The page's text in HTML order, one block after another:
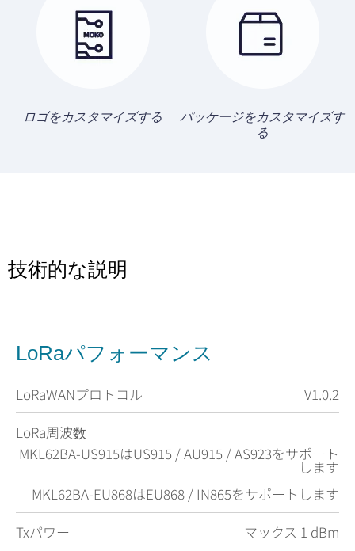
ロゴをカスタマイズする
パッケージをカスタマイズす
る
技術的な説明
LoRaパフォーマンス
LoRaWANプロトコル
V1.0.2
LoRa周波数
MKL62BA-US915はUS915 / AU915 / AS923をサポート
します
MKL62BA-EU868はEU868 / IN865をサポートします
Txパワー
マックス 1 dBm